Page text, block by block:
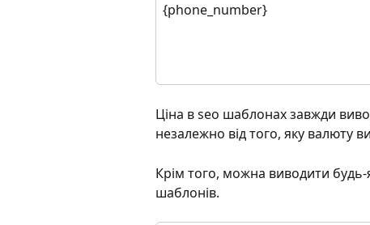
{phone_number}
Ціна в sео шаблонах завжди
незалежно від того, яку валюту
Крім того, можна виводити будь-
шаблонів.